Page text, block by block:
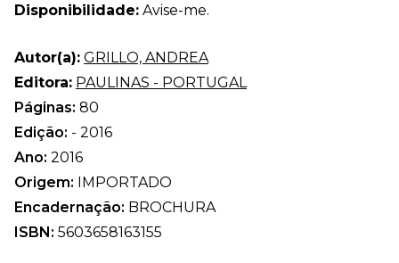
Disponibilidade: Avise-me.
Autor(a): GRILLO, ANDREA
Editora: PAULINAS - PORTUGAL
Páginas: 80
Edição: - 2016
Ano: 2016
Origem: IMPORTADO
Encadernação: BROCHURA
ISBN: 5603658163155